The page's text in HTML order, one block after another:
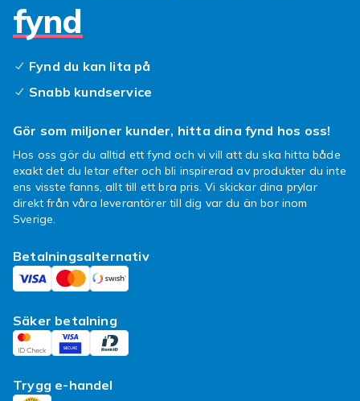
fynd
Fynd du kan lita på
Snabb kundservice
Gör som miljoner kunder, hitta dina fynd hos oss!
Hos oss gör du alltid ett fynd och vi vill att du ska hitta både
exakt det du letar efter och bli inspirerad av produkter du inte
ens visste fanns, allt till ett bra pris. Vi skickar dina prylar
direkt från våra leverantörer till dig var du än bor inom
Sverige.
Betalningsalternativ
Säker betalning
Trygg e-handel